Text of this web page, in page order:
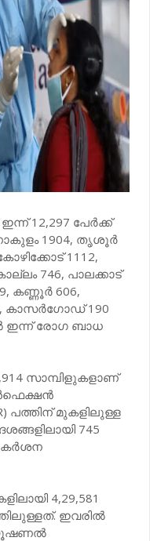
12,297 പേര്‍ക്ക്
1904, തൃശൂര്‍
1112,
746, പാലക്കാട്
കണ്ണൂര്‍ 606,
കാസര്‍ഗോഡ് 190
ഇന്ന് രോഗ ബാധ
സാമ്പിളുകളാണ്
പത്തിന് മുകളിലുള്ള
745
കര്‍ശന
4,29,581
ഇവരില്‍